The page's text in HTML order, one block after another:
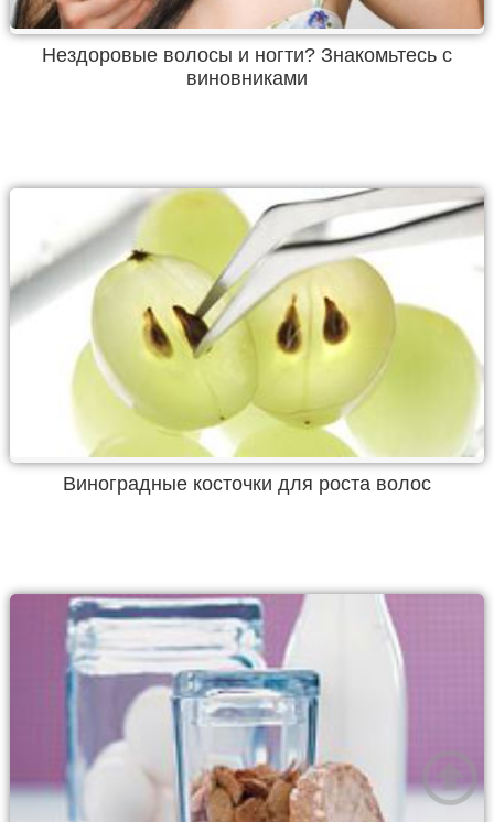
Нездоровые волосы и ногти? Знакомьтесь с
виновниками
Виноградные косточки для роста волос